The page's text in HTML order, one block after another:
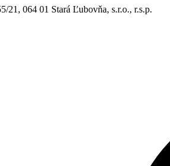
21, 064 01 Stará Ľubovňa, s.r.o., r.s.p.